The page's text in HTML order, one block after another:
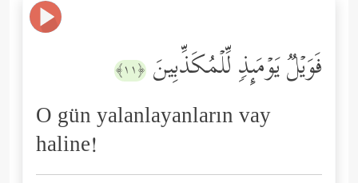
فَوَیۡلࣱ یَوۡمَىِٕذࣲ لِّلۡمُكَذِّبِینَ ﴿١١﴾
O gün yalanlayanların vay
haline!